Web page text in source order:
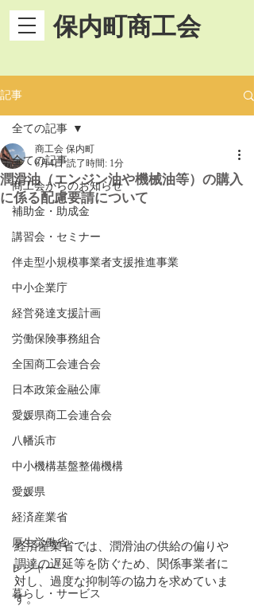
保内町商工会
記事
全ての記事
商工会からのお知らせ
補助金・助成金
講習会・セミナー
伴走型小規模事業者支援推進事業
中小企業庁
経営発達支援計画
労働保険事務組合
全国商工会連合会
日本政策金融公庫
愛媛県商工会連合会
八幡浜市
中小機構基盤整備機構
愛媛県
経済産業省
厚生労働省
レジャー
暮らし・サービス
全ての記事
潤滑油（エンジン油や機械油等）の購入
に係る配慮要請について
商工会 保内町
6月4日 読了時間: 1分
経済産業省では、潤滑油の供給の偏りや
調達の遅延等を防ぐため、関係事業者に
対し、過度な抑制等の協力を求めていま
す。